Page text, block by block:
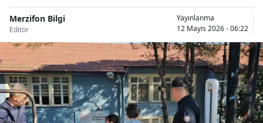
Merzifon Bilgi
Editör
Yayınlanma
12 Mayıs 2026 - 06:22